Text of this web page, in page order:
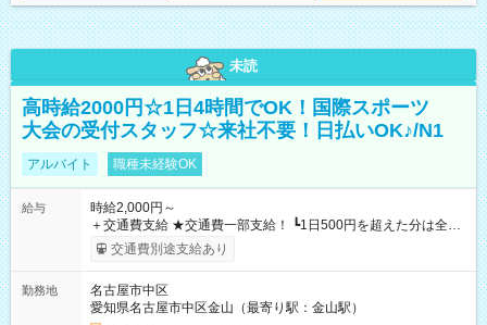
未読
高時給2000円☆1日4時間でOK！国際スポーツ
大会の受付スタッフ☆来社不要！日払いOK♪/N1
アルバイト 職種未経験OK
給与
時給2,000円～
＋交通費支給 ★交通費一部支給！ ┗1日500円を超えた分は全額
支給！ ※往復500円以内の方は自己負担となります ★日払い
OK！（規定あり） ┗働いたその日に現金GET♪ お仕事後はコン
期間なし
交通費別途支給あり
勤務地
名古屋市中区
愛知県名古屋市中区金山（最寄り駅：金山駅）